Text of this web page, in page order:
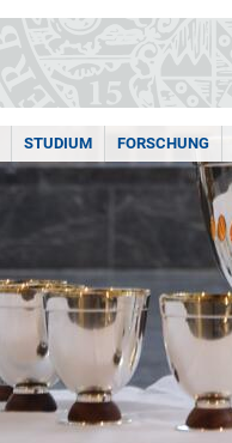
STUDIUM FORSCHUNG